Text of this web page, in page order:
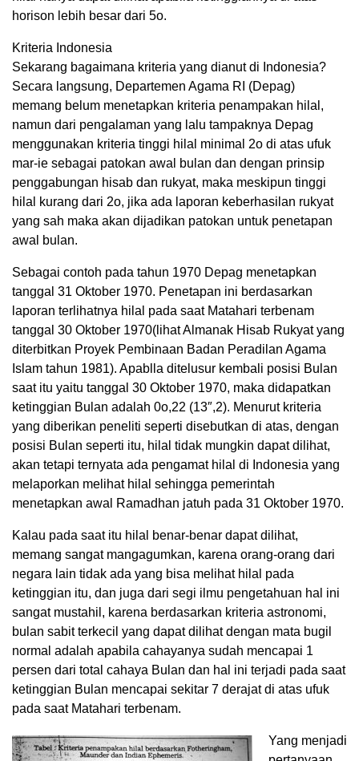
horison lebih besar dari 5o.
Kriteria Indonesia
Sekarang bagaimana kriteria yang dianut di Indonesia?
Secara langsung, Departemen Agama RI (Depag)
memang belum menetapkan kriteria penampakan hilal,
namun dari pengalaman yang lalu tampaknya Depag
menggunakan kriteria tinggi hilal minimal 2o di atas ufuk
mar-ie sebagai patokan awal bulan dan dengan prinsip
penggabungan hisab dan rukyat, maka meskipun tinggi
hilal kurang dari 2o, jika ada laporan keberhasilan rukyat
yang sah maka akan dijadikan patokan untuk penetapan
awal bulan.
Sebagai contoh pada tahun 1970 Depag menetapkan
tanggal 31 Oktober 1970. Penetapan ini berdasarkan
laporan terlihatnya hilal pada saat Matahari terbenam
tanggal 30 Oktober 1970(lihat Almanak Hisab Rukyat yang
diterbitkan Proyek Pembinaan Badan Peradilan Agama
Islam tahun 1981). Apablla ditelusur kembali posisi Bulan
saat itu yaitu tanggal 30 Oktober 1970, maka didapatkan
ketinggian Bulan adalah 0o,22 (13″,2). Menurut kriteria
yang diberikan peneliti seperti disebutkan di atas, dengan
posisi Bulan seperti itu, hilal tidak mungkin dapat dilihat,
akan tetapi ternyata ada pengamat hilal di Indonesia yang
melaporkan melihat hilal sehingga pemerintah
menetapkan awal Ramadhan jatuh pada 31 Oktober 1970.
Kalau pada saat itu hilal benar-benar dapat dilihat,
memang sangat mangagumkan, karena orang-orang dari
negara lain tidak ada yang bisa melihat hilal pada
ketinggian itu, dan juga dari segi ilmu pengetahuan hal ini
sangat mustahil, karena berdasarkan kriteria astronomi,
bulan sabit terkecil yang dapat dilihat dengan mata bugil
normal adalah apabila cahayanya sudah mencapai 1
persen dari total cahaya Bulan dan hal ini terjadi pada saat
ketinggian Bulan mencapai sekitar 7 derajat di atas ufuk
pada saat Matahari terbenam.
Yang menjadi